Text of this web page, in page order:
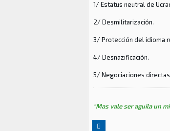
1/ Estatus neutral de
2/ Desmilitarización.
3/ Protección del idioma
4/ Desnazificación.
5/ Negociaciones
"Mas vale ser aguila un